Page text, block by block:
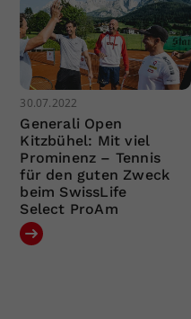
30.07.2022
Generali Open
Kitzbühel: Mit viel
Prominenz – Tennis
für den guten Zweck
beim SwissLife
Select ProAm